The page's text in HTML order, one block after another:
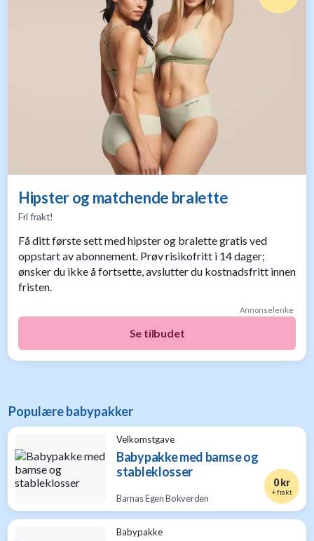
Hipster og matchende bralette
Fri frakt!
Få ditt første sett med hipster og bralette gratis ved
oppstart av abonnement. Prøv risikofritt i 14 dager;
ønsker du ikke å fortsette, avslutter du kostnadsfritt innen
fristen.
Annonselenke
Se tilbudet
Populære babypakker
Velkomstgave
Babypakke med bamse og
stableklosser
Barnas Egen Bokverden
0 kr
+ frakt
Babypakke